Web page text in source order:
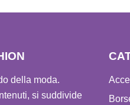
della moda.
si suddivide